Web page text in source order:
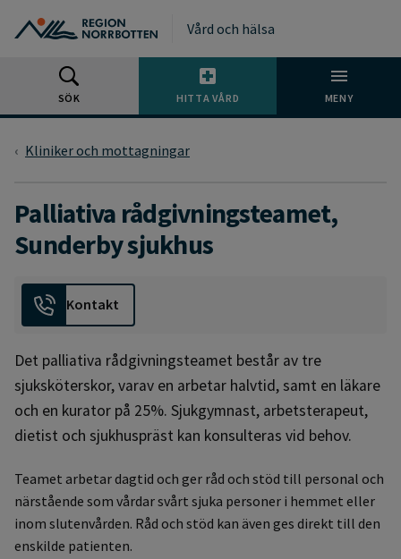
Vård och hälsa
SÖK HITTA VÅRD MENY
Kliniker och mottagningar
Palliativa rådgivningsteamet,
Sunderby sjukhus
Kontakt
Det palliativa rådgivningsteamet består av tre
sjuksköterskor, varav en arbetar halvtid, samt en läkare
och en kurator på 25%. Sjukgymnast, arbetsterapeut,
dietist och sjukhuspräst kan konsulteras vid behov.
Teamet arbetar dagtid och ger råd och stöd till personal och
närstående som vårdar svårt sjuka personer i hemmet eller
inom slutenvården. Råd och stöd kan även ges direkt till den
enskilde patienten.